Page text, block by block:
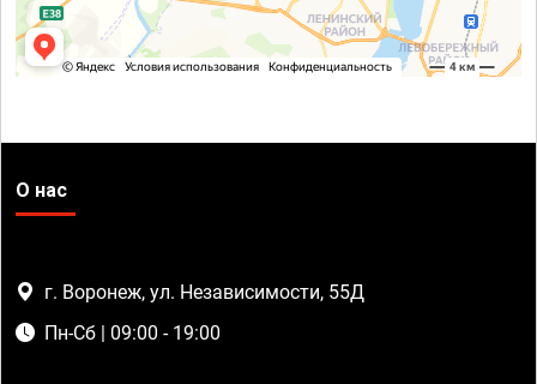
О нас
г. Воронеж, ул. Независимости, 55Д
Пн-Сб | 09:00 - 19:00